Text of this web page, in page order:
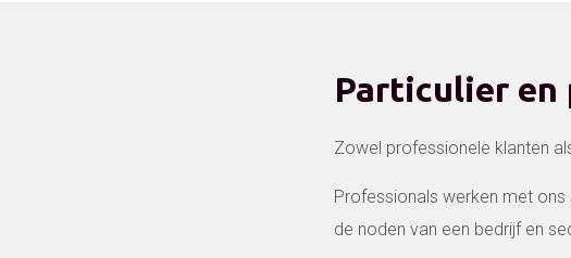
Particulier en
Zowel professionele klanten
Professionals werken met
de noden van een bedrijf en